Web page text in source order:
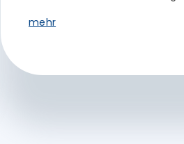
mehr